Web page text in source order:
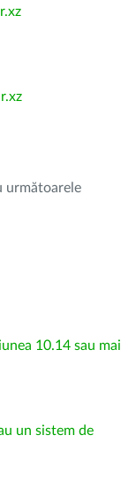
următoarele
10.14 sau mai
un sistem de